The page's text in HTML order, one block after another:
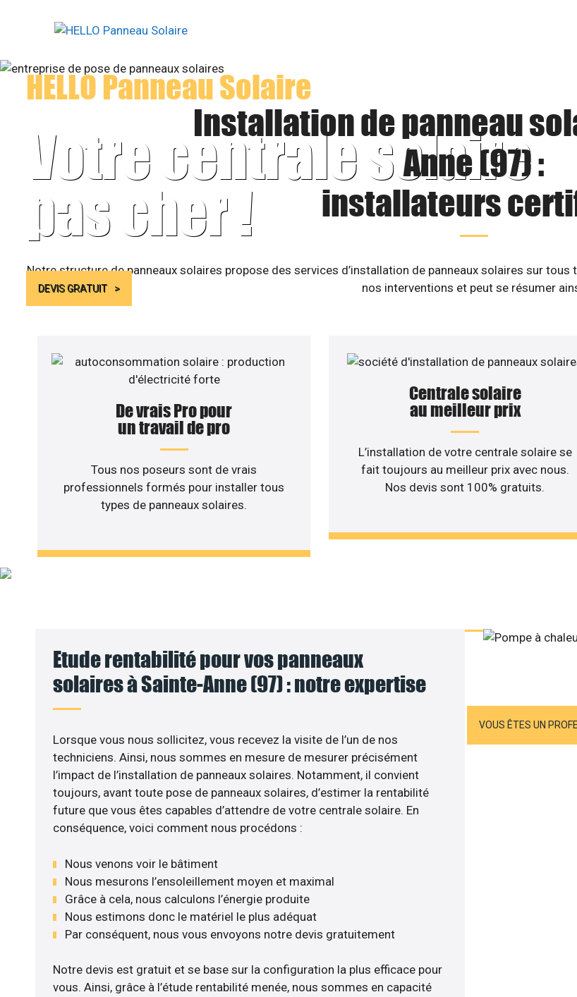
HELLO Panneau Solaire
Votre centrale solaire
pas cher !
DEVIS GRATUIT
Installation de panneau
Anne (97) :
installateurs
Notre structure de panneaux solaires propose des services d’installation de panneaux solaires sur
nos interventions et peut se résumer
De vrais Pro pour
un travail de pro
Tous nos poseurs sont de vrais
professionnels formés pour installer tous
types de panneaux solaires.
Centrale solaire
au meilleur prix
L’installation de votre centrale solaire se
fait toujours au meilleur prix avec nous.
Nos devis sont 100% gratuits.
VOUS ÊTES UN
Etude rentabilité pour vos panneaux
solaires à Sainte-Anne (97) : notre expertise
Lorsque vous nous sollicitez, vous recevez la visite de l’un de nos
techniciens. Ainsi, nous sommes en mesure de mesurer précisément
l’impact de l’installation de panneaux solaires. Notamment, il convient
toujours, avant toute pose de panneaux solaires, d’estimer la rentabilité
future que vous êtes capables d’attendre de votre centrale solaire. En
conséquence, voici comment nous procédons :
Nous venons voir le bâtiment
Nous mesurons l’ensoleillement moyen et maximal
Grâce à cela, nous calculons l’énergie produite
Nous estimons donc le matériel le plus adéquat
Par conséquent, nous vous envoyons notre devis gratuitement
Notre devis est gratuit et se base sur la configuration la plus efficace pour
vous. Ainsi, grâce à l’étude rentabilité menée, nous sommes en capacité